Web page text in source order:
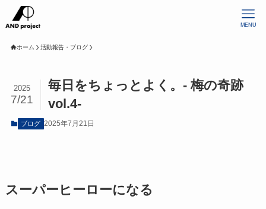
MENU
ホーム 活動報告・ブログ
毎日をちょっとよく。- 梅の奇跡
vol.4-
2025
7/21
ブログ 2025年7月21日
スーパーヒーローになる